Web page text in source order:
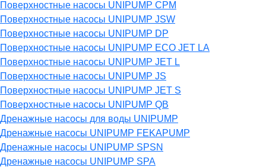
Поверхностные насосы UNIPUMP CPM
Поверхностные насосы UNIPUMP JSW
Поверхностные насосы UNIPUMP DP
Поверхностные насосы UNIPUMP ECO JET LA
Поверхностные насосы UNIPUMP JET L
Поверхностные насосы UNIPUMP JS
Поверхностные насосы UNIPUMP JET S
Поверхностные насосы UNIPUMP QB
Дренажные насосы для воды UNIPUMP
Дренажные насосы UNIPUMP FEKAPUMP
Дренажные насосы UNIPUMP SPSN
Дренажные насосы UNIPUMP SPA